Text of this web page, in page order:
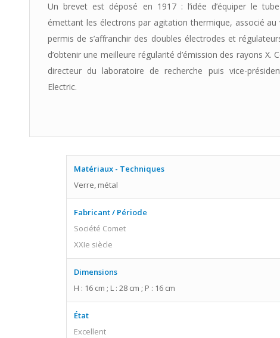
Un brevet est déposé en 1917 : l’idée d’équiper le
émettant les électrons par agitation thermique, associé au
permis de s’affranchir des doubles électrodes et
d’obtenir une meilleure régularité d’émission des rayons X.
directeur du laboratoire de recherche puis vice-
Electric.
Matériaux - Techniques
Verre, métal
Fabricant / Période
Société Comet
XXIe siècle
Dimensions
H : 16 cm ; L : 28 cm ; P : 16 cm
État
Excellent